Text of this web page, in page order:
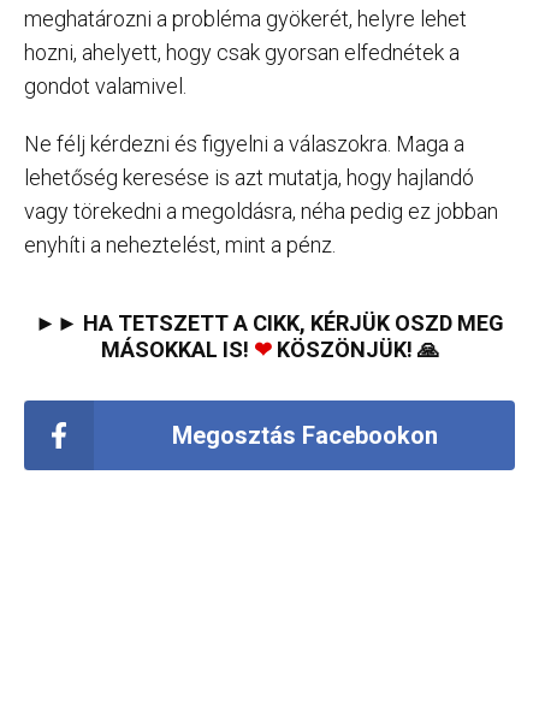
meghatározni a probléma gyökerét, helyre lehet
hozni, ahelyett, hogy csak gyorsan elfednétek a
gondot valamivel.
Ne félj kérdezni és figyelni a válaszokra. Maga a
lehetőség keresése is azt mutatja, hogy hajlandó
vagy törekedni a megoldásra, néha pedig ez jobban
enyhíti a neheztelést, mint a pénz.
►► HA TETSZETT A CIKK, KÉRJÜK OSZD MEG
MÁSOKKAL IS! ❤KÖSZÖNJÜK! 🙏
Megosztás Facebookon